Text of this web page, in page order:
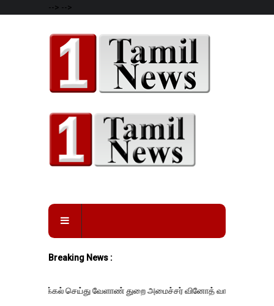
--> -->
Breaking News :
செய்து வேளாண் துறை அமைச்சர் வினோத் வாசித்து வருகிறார். �.